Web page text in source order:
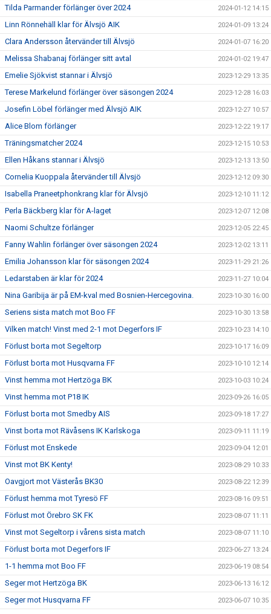
Tilda Parmander förlänger över 2024 2024-01-12 14:15
Linn Rönnehäll klar för Älvsjö AIK 2024-01-09 13:24
Clara Andersson återvänder till Älvsjö 2024-01-07 16:20
Melissa Shabanaj förlänger sitt avtal 2024-01-02 19:47
Emelie Sjökvist stannar i Älvsjö 2023-12-29 13:35
Terese Markelund förlänger över säsongen 2024 2023-12-28 16:03
Josefin Löbel förlänger med Älvsjö AIK 2023-12-27 10:57
Alice Blom förlänger 2023-12-22 19:17
Träningsmatcher 2024 2023-12-15 10:53
Ellen Håkans stannar i Älvsjö 2023-12-13 13:50
Cornelia Kuoppala återvänder till Älvsjö 2023-12-12 09:30
Isabella Praneetphonkrang klar för Älvsjö 2023-12-10 11:12
Perla Bäckberg klar för A-laget 2023-12-07 12:08
Naomi Schultze förlänger 2023-12-05 22:45
Fanny Wahlin förlänger över säsongen 2024 2023-12-02 13:11
Emilia Johansson klar för säsongen 2024 2023-11-29 21:26
Ledarstaben är klar för 2024 2023-11-27 10:04
Nina Garibija är på EM-kval med Bosnien-Hercegovina. 2023-10-30 16:00
Seriens sista match mot Boo FF 2023-10-30 13:58
Vilken match! Vinst med 2-1 mot Degerfors IF 2023-10-23 14:10
Förlust borta mot Segeltorp 2023-10-17 16:09
Förlust borta mot Husqvarna FF 2023-10-10 12:14
Vinst hemma mot Hertzöga BK 2023-10-03 10:24
Vinst hemma mot P18 IK 2023-09-26 16:05
Förlust borta mot Smedby AIS 2023-09-18 17:27
Vinst borta mot Rävåsens IK Karlskoga 2023-09-11 11:19
Förlust mot Enskede 2023-09-04 12:01
Vinst mot BK Kenty! 2023-08-29 10:33
Oavgjort mot Västerås BK30 2023-08-22 12:39
Förlust hemma mot Tyresö FF 2023-08-16 09:51
Förlust mot Örebro SK FK 2023-08-07 11:11
Vinst mot Segeltorp i vårens sista match 2023-08-07 11:10
Förlust borta mot Degerfors IF 2023-06-27 13:24
1-1 hemma mot Boo FF 2023-06-19 08:54
Seger mot Hertzöga BK 2023-06-13 16:12
Seger mot Husqvarna FF 2023-06-07 10:35